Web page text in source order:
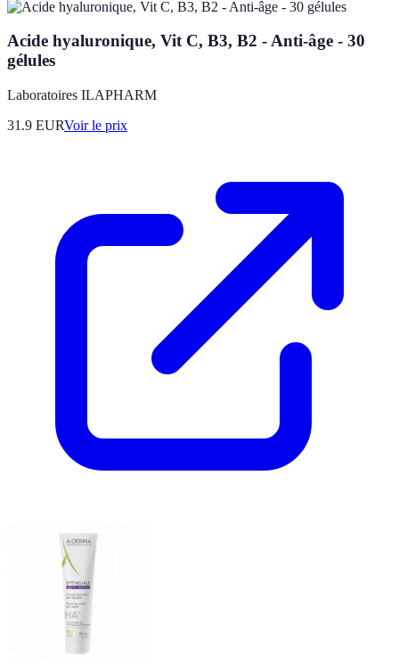
Acide hyaluronique, Vit C, B3, B2 - Anti-âge - 30
gélules
Laboratoires ILAPHARM
31.9 EURVoir le prix